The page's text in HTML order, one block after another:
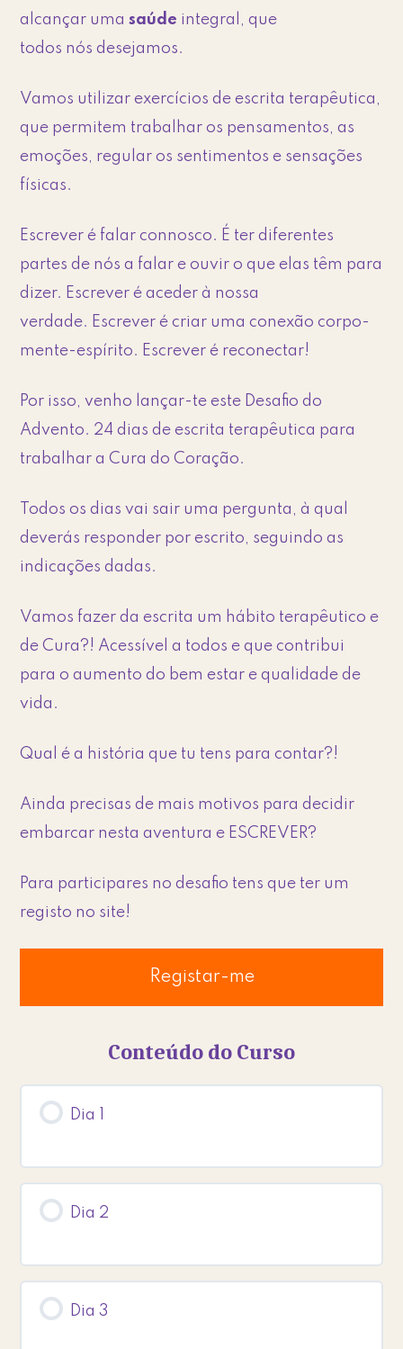
alcançar umasaúde integral, que
todos nós desejamos.
Vamos utilizar exercícios de escrita terapêutica,
que permitem trabalhar os pensamentos, as
emoções, regular os sentimentos e sensações
físicas.
Escrever é falar connosco. É ter diferentes
partes de nós a falar e ouvir o que elas têm para
dizer. Escrever é aceder à nossa
verdade. Escrever é criar uma conexão corpo-
mente-espírito. Escrever é reconectar!
Por isso, venho lançar-te este Desafio do
Advento. 24 dias de escrita terapêutica para
trabalhar a Cura do Coração.
Todos os dias vai sair uma pergunta, à qual
deverás responder por escrito, seguindo as
indicações dadas.
Vamos fazer da escrita um hábito terapêutico e
de Cura?! Acessível a todos e que contribui
para o aumento do bem estar e qualidade de
vida.
Qual é a história que tu tens para contar?!
Ainda precisas de mais motivos para decidir
embarcar nesta aventura e ESCREVER?
Para participares no desafio tens que ter um
registo no site!
Registar-me
Conteúdo do Curso
Dia 1
Dia 2
Dia 3